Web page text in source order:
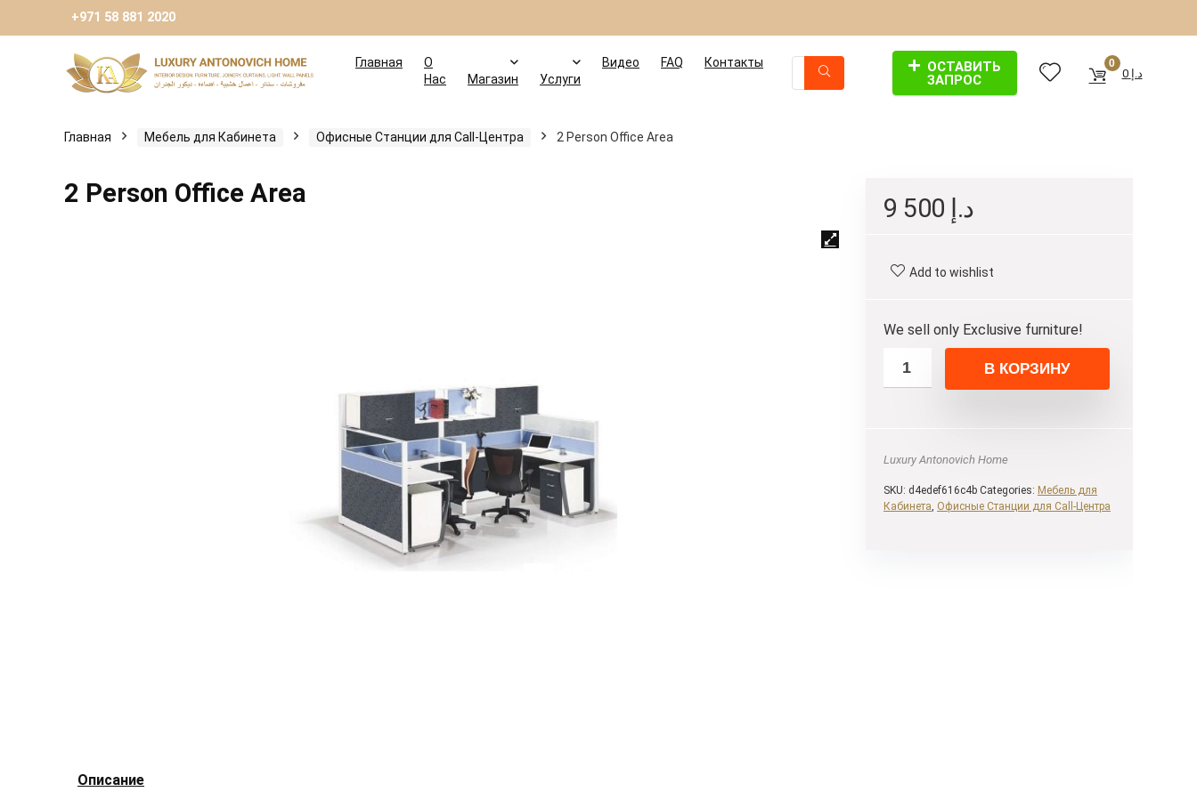
+971 58 881 2020
Главная
О
Нас
Магазин Услуги
Видео FAQ Контакты
ОСТАВИТЬ
ЗАПРОС
0
د.إ 0
Главная Мебель для Кабинета Офисные Станции для Call-Центра 2 Person Office Area
2 Person Office Area د.إ
Add to wishlist
We sell only Exclusive furniture!
В КОРЗИНУ
Luxury Antonovich Home
SKU: d4edef616c4b Categories: Мебель для
Кабинета, Офисные Станции для Call-Центра
Описание